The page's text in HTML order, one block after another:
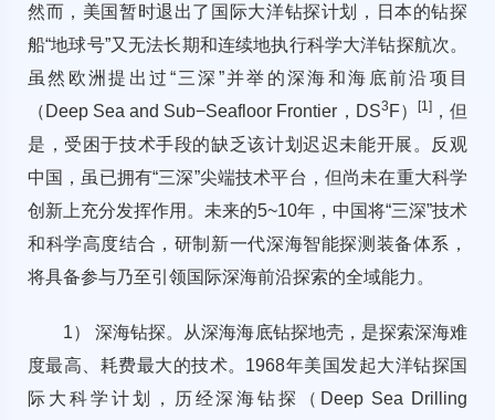
然而，美国暂时退出了国际大洋钻探计划，日本的钻探
船“地球号”又无法长期和连续地执行科学大洋钻探航次。
虽然欧洲提出过“三深”并举的深海和海底前沿项目
（Deep Sea and Sub−Seafloor Frontier，DS3 F） [1 ]，但
是，受困于技术手段的缺乏该计划迟迟未能开展。反观
中国，虽已拥有“三深”尖端技术平台，但尚未在重大科学
创新上充分发挥作用。未来的5~10年，中国将“三深”技术
和科学高度结合，研制新一代深海智能探测装备体系，
将具备参与乃至引领国际深海前沿探索的全域能力。
1） 深海钻探。从深海海底钻探地壳，是探索深海难
度最高、耗费最大的技术。1968年美国发起大洋钻探国
际大科学计划，历经深海钻探（Deep Sea Drilling